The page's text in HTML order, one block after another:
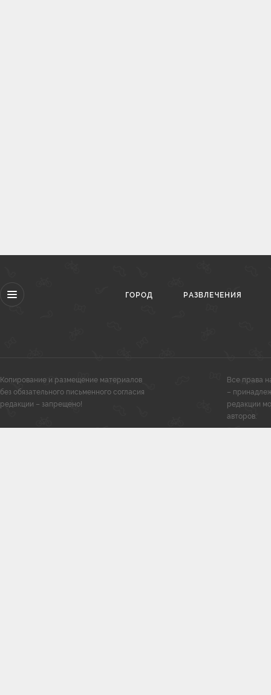
ГОРОД РАЗВЛЕЧЕНИЯ
Копирование и размещение материалов
без обязательного письменного согласия
редакции – запрещено!
Все права
–
редакции
авторов.